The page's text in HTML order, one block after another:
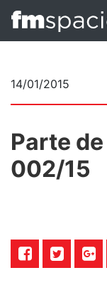
14/01/2015
Parte
002/15